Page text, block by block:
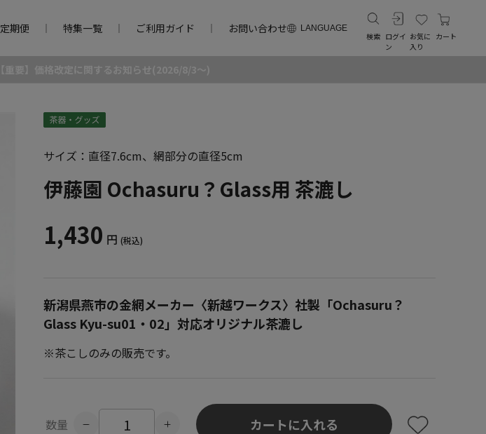
定期便 特集一覧 ご利用ガイド お問い合わせ LANGUAGE
検索 ログイ
ン
お気に
入り
カート
【重要】価格改定に関するお知らせ(2026/8/3～)
サイズ：直径7.6cm、網部分の直径5cm
伊藤園 Ochasuru？Glass用 茶漉し
1,430 円 (税込)
新潟県燕市の金網メーカー〈新越ワークス〉社製「Ochasuru？
Glass Kyu-su01・02」対応オリジナル茶漉し
※茶こしのみの販売です。
数量 カートに入れる